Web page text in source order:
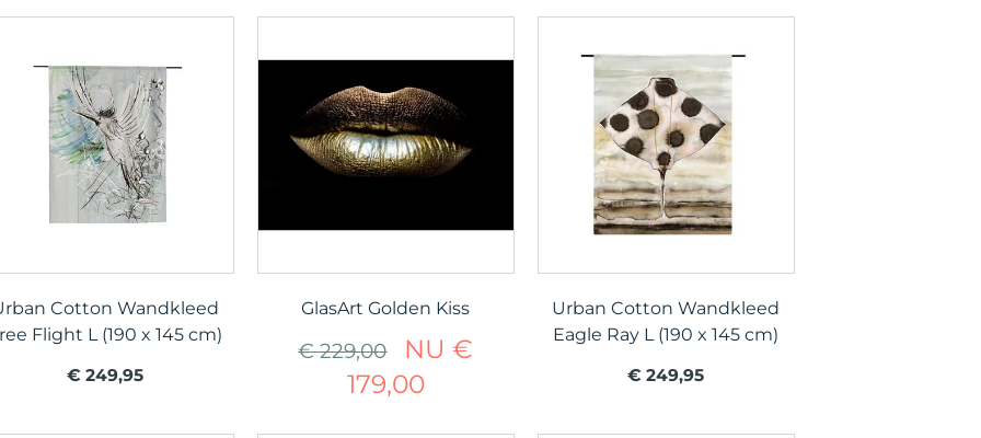
Cotton Wandkleed
Flight L (190 x 145 cm)
€ 249,95
GlasArt Golden Kiss
€ 229,00
NU €
179,00
Urban Cotton Wandkleed
Eagle Ray L (190 x 145 cm)
€ 249,95